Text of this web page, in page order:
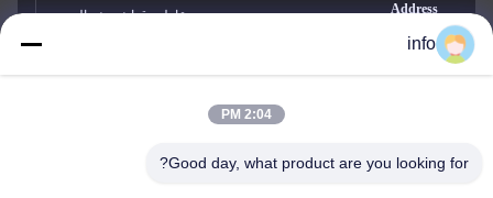
Address
مقاطعة قوانغدونغ ، الصين
info@gdpowerplus.com
info
2:04 PM
Good day, what product are you looking for?